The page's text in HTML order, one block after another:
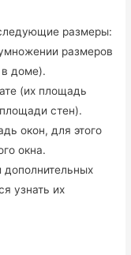
размеры:
размеров
доме).
(их площадь
стен).
окон, для этого
окна.
дополнительных
узнать их